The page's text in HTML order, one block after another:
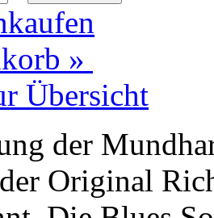
»
Übersicht
der
Original